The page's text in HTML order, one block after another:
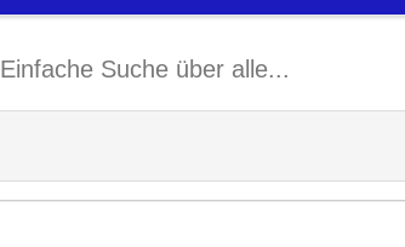
Einfache Suche über alle...